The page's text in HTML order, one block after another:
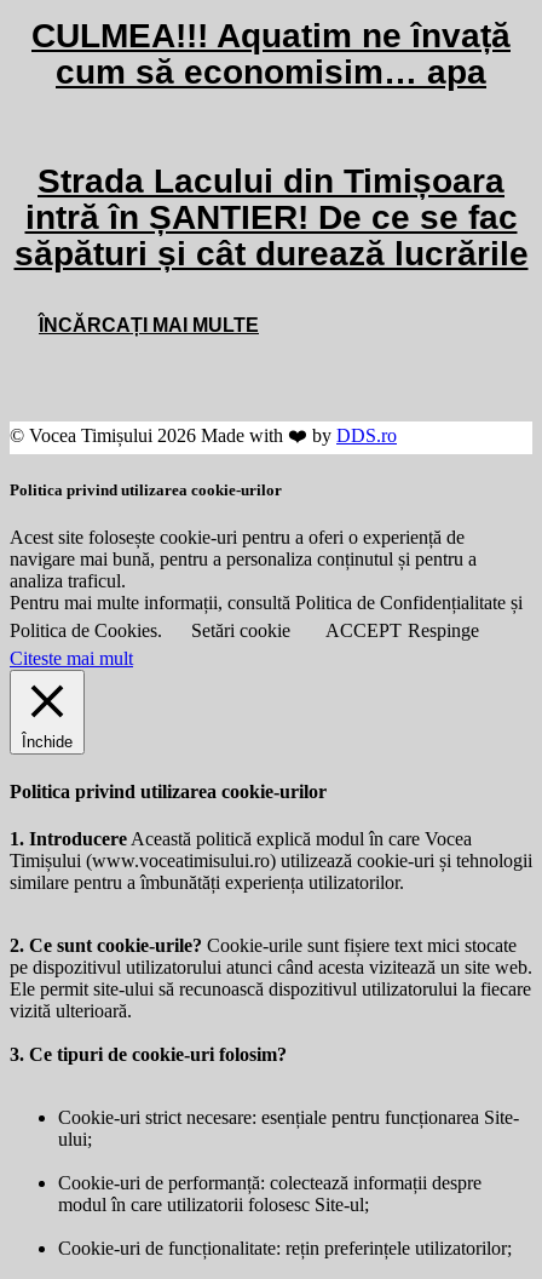
CULMEA!!! Aquatim ne învață
cum să economisim… apa
Strada Lacului din Timișoara
intră în ȘANTIER! De ce se fac
săpături și cât durează lucrările
ÎNCĂRCAȚI MAI MULTE
© Vocea Timișului 2026 Made with ❤️ by DDS.ro
Politica privind utilizarea cookie-urilor
Acest site folosește cookie-uri pentru a oferi o experiență de
navigare mai bună, pentru a personaliza conținutul și pentru a
analiza traficul.
Pentru mai multe informații, consultă Politica de Confidențialitate și
Politica de Cookies.
Setări cookie ACCEPT Respinge
Citeste mai mult
Închide
Politica privind utilizarea cookie-urilor
1. Introducere Această politică explică modul în care Vocea
Timișului (www.voceatimisului.ro) utilizează cookie-uri și tehnologii
similare pentru a îmbunătăți experiența utilizatorilor.
2. Ce sunt cookie-urile? Cookie-urile sunt fișiere text mici stocate
pe dispozitivul utilizatorului atunci când acesta vizitează un site web.
Ele permit site-ului să recunoască dispozitivul utilizatorului la fiecare
vizită ulterioară.
3. Ce tipuri de cookie-uri folosim?
Cookie-uri strict necesare: esențiale pentru funcționarea Site-
ului;
Cookie-uri de performanță: colectează informații despre
modul în care utilizatorii folosesc Site-ul;
Cookie-uri de funcționalitate: rețin preferințele utilizatorilor;